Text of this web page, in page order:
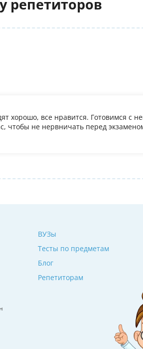
репетиторов
хорошо, все нравится. Готовимся с
чтобы не нервничать перед
ВУЗы
Тесты по предметам
Блог
Репетиторам